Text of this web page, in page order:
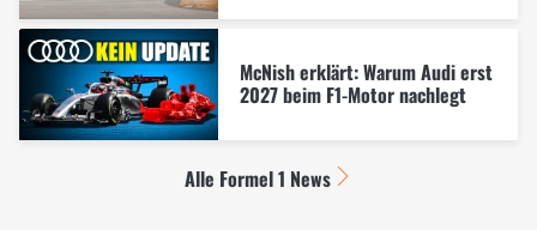
McNish erklärt: Warum Audi erst
2027 beim F1-Motor nachlegt
Alle Formel 1 News